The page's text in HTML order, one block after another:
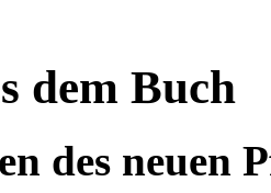
dem Buch
des neuen